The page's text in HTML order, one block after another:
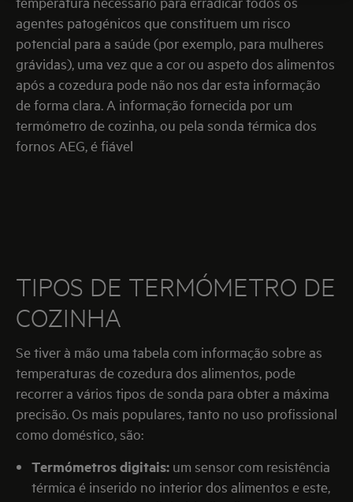
agentes patogénicos que constituem um risco
potencial para a saúde (por exemplo, para mulheres
grávidas), uma vez que a cor ou aspeto dos alimentos
após a cozedura pode não nos dar esta informação
de forma clara. A informação fornecida por um
termómetro de cozinha, ou pela sonda térmica dos
fornos AEG, é fiável
TIPOS DE TERMÓMETRO DE
COZINHA
Se tiver à mão uma tabela com informação sobre as
temperaturas de cozedura dos alimentos, pode
recorrer a vários tipos de sonda para obter a máxima
precisão. Os mais populares, tanto no uso profissional
como doméstico, são:
Termómetros digitais: um sensor com resistência
térmica é inserido no interior dos alimentos e este,